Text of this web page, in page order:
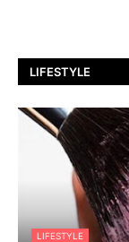
LIFESTYLE
LIFESTYLE